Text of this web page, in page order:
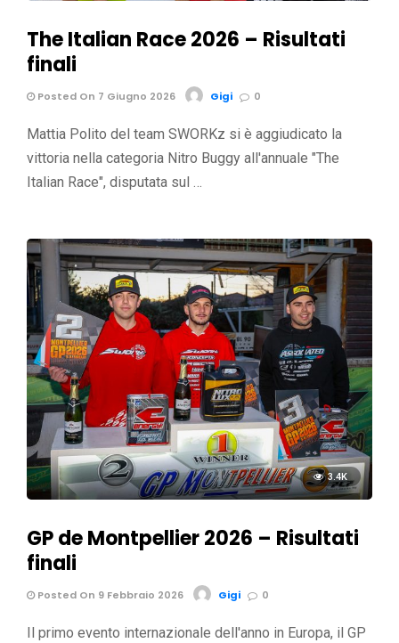
The Italian Race 2026 – Risultati
finali
Posted On 7 Giugno 2026 Gigi 0
Mattia Polito del team SWORKz si è aggiudicato la
vittoria nella categoria Nitro Buggy all'annuale "The
Italian Race", disputata sul …
3.4K
GP de Montpellier 2026 – Risultati
finali
Posted On 9 Febbraio 2026 Gigi 0
Il primo evento internazionale dell'anno in Europa, il GP